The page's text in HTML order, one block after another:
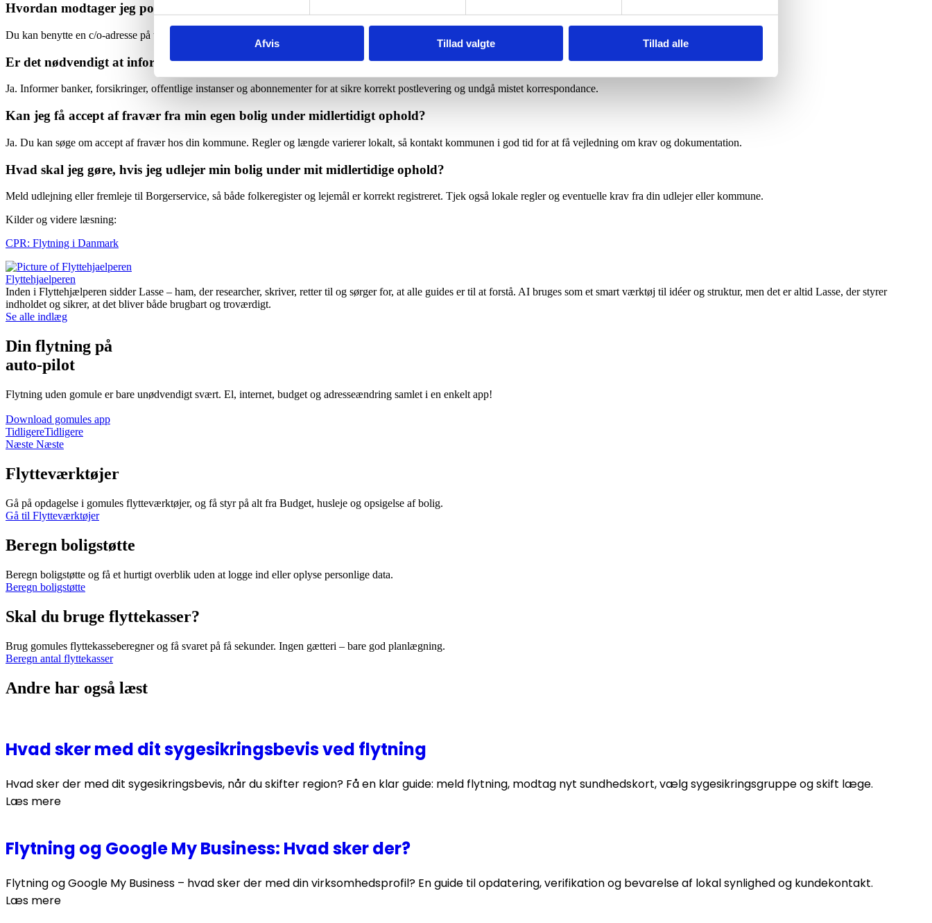
Afvis Tillad valgte Tillad alle
Hvordan modtager jeg post under mit midlertidige ophold i en tjenestebolig?
Du kan benytte en c/o-adresse på tjenesteboligens adresse, forudsat at du faktisk opholder dig der. Husk at informere relevante afsendere om den midlertidige leveringsadresse.
Er det nødvendigt at informere afsendere om min midlertidige adresse?
Ja. Informer banker, forsikringer, offentlige instanser og abonnementer for at sikre korrekt postlevering og undgå mistet korrespondance.
Kan jeg få accept af fravær fra min egen bolig under midlertidigt ophold?
Ja. Du kan søge om accept af fravær hos din kommune. Regler og længde varierer lokalt, så kontakt kommunen i god tid for at få vejledning om krav og dokumentation.
Hvad skal jeg gøre, hvis jeg udlejer min bolig under mit midlertidige ophold?
Meld udlejning eller fremleje til Borgerservice, så både folkeregister og lejemål er korrekt registreret. Tjek også lokale regler og eventuelle krav fra din udlejer eller kommune.
Kilder og videre læsning:
CPR: Flytning i Danmark
Flyttehjaelperen
Inden i Flyttehjælperen sidder Lasse – ham, der researcher, skriver, retter til og sørger for, at alle guides er til at forstå. AI bruges som et smart værktøj til idéer og struktur, men det er altid Lasse, der styrer
indholdet og sikrer, at det bliver både brugbart og troværdigt.
Se alle indlæg
Din flytning på
auto-pilot
Flytning uden gomule er bare unødvendigt svært. El, internet, budget og adresseændring samlet i en enkelt app!
Download gomules app
TidligereTidligere
Næste Næste
Flytteværktøjer
Gå på opdagelse i gomules flytteværktøjer, og få styr på alt fra Budget, husleje og opsigelse af bolig.
Gå til Flytteværktøjer
Beregn boligstøtte
Beregn boligstøtte og få et hurtigt overblik uden at logge ind eller oplyse personlige data.
Beregn boligstøtte
Skal du bruge flyttekasser?
Brug gomules flyttekasseberegner og få svaret på få sekunder. Ingen gætteri – bare god planlægning.
Beregn antal flyttekasser
Andre har også læst
Hvad sker med dit sygesikringsbevis ved flytning
Hvad sker der med dit sygesikringsbevis, når du skifter region? Få en klar guide: meld flytning, modtag nyt sundhedskort, vælg sygesikringsgruppe og skift læge.
Læs mere
Flytning og Google My Business: Hvad sker der?
Flytning og Google My Business – hvad sker der med din virksomhedsprofil? En guide til opdatering, verifikation og bevarelse af lokal synlighed og kundekontakt.
Læs mere